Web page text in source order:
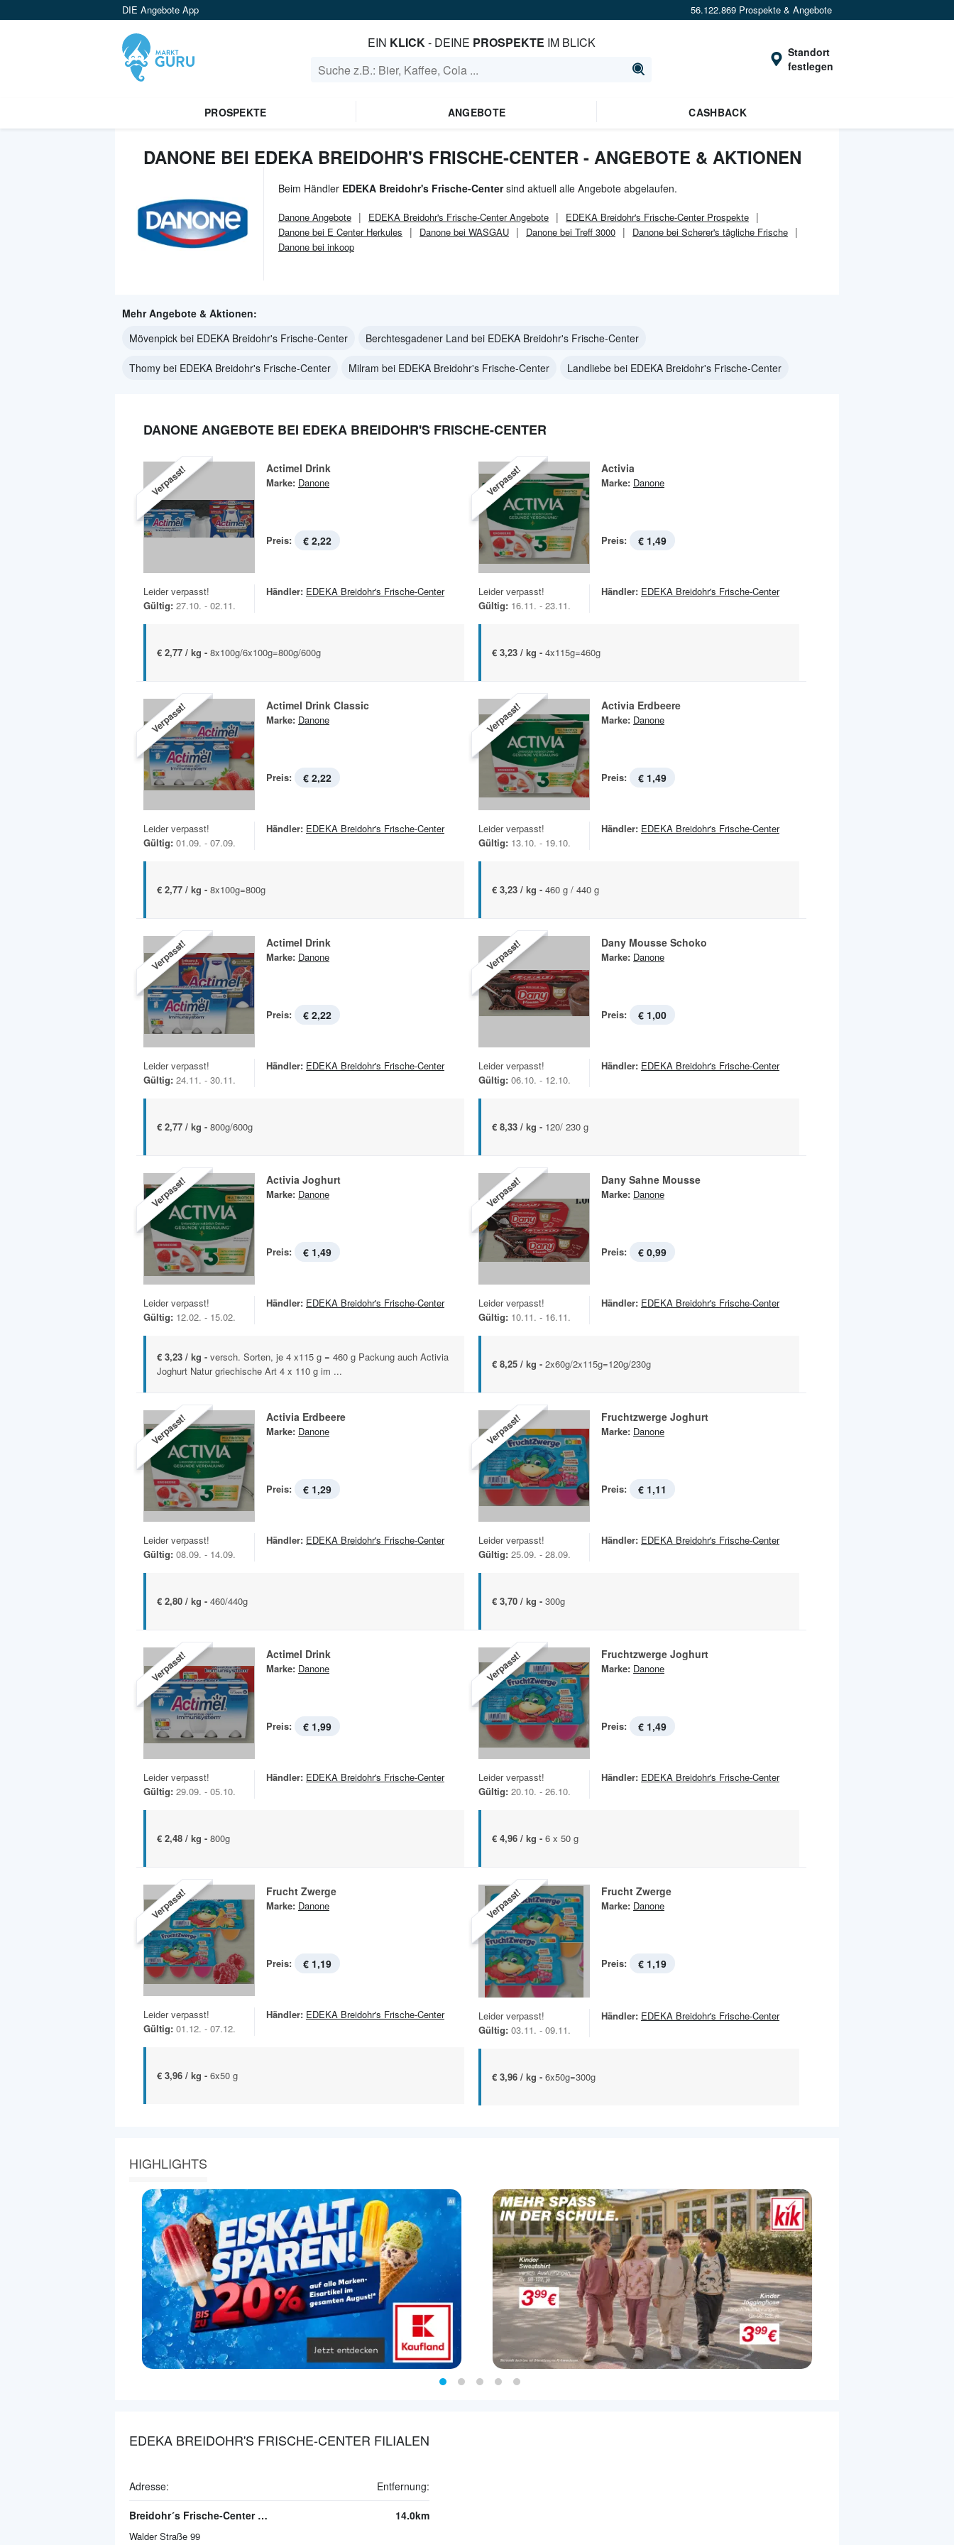
DIE Angebote App 56.122.869 Prospekte & Angebote
EIN KLICK- DEINE PROSPEKTE IM BLICK
Standort
festlegen
PROSPEKTE ANGEBOTE CASHBACK
DANONE BEI EDEKA BREIDOHR'S FRISCHE-CENTER - ANGEBOTE & AKTIONEN
Beim Händler EDEKA Breidohr's Frische-Centersind aktuell alle Angebote abgelaufen.
Danone Angebote EDEKA Breidohr's Frische-CenterAngebote EDEKA Breidohr's Frische-CenterProspekte
Danone bei E Center Herkules
Danone bei WASGAU Danone bei Treff 3000
Danone bei Scherer's tägliche Frische
Danone bei inkoop
Mehr Angebote & Aktionen:
Mövenpick bei EDEKA Breidohr's Frische-Center
Berchtesgadener Land bei EDEKA Breidohr's Frische-Center
Thomy bei EDEKA Breidohr's Frische-Center Milram bei EDEKA Breidohr's Frische-Center Landliebe bei EDEKA Breidohr's Frische-Center
DANONE ANGEBOTE BEI EDEKA BREIDOHR'S FRISCHE-CENTER
Verpasst! Actimel Drink
Marke: Danone
Preis: € 2,22
Leider verpasst!
Gültig: 27.10. - 02.11.
Händler: EDEKA Breidohr's Frische-Center
€ 2,77 / kg - 8x100g/6x100g=800g/600g
Verpasst! Activia
Marke: Danone
Preis: € 1,49
Leider verpasst!
Gültig: 16.11. - 23.11.
Händler: EDEKA Breidohr's Frische-Center
€ 3,23 / kg - 4x115g=460g
Verpasst! Actimel Drink Classic
Marke: Danone
Preis: € 2,22
Leider verpasst!
Gültig: 01.09. - 07.09.
Händler: EDEKA Breidohr's Frische-Center
€ 2,77 / kg - 8x100g=800g
Verpasst! Activia Erdbeere
Marke: Danone
Preis: € 1,49
Leider verpasst!
Gültig: 13.10. - 19.10.
Händler: EDEKA Breidohr's Frische-Center
€ 3,23 / kg - 460 g / 440 g
Verpasst! Actimel Drink
Marke: Danone
Preis: € 2,22
Leider verpasst!
Gültig: 24.11. - 30.11.
Händler: EDEKA Breidohr's Frische-Center
€ 2,77 / kg - 800g/600g
Verpasst! Dany Mousse Schoko
Marke: Danone
Preis: € 1,00
Leider verpasst!
Gültig: 06.10. - 12.10.
Händler: EDEKA Breidohr's Frische-Center
€ 8,33 / kg - 120/ 230 g
Verpasst! Activia Joghurt
Marke: Danone
Preis: € 1,49
Leider verpasst!
Gültig: 12.02. - 15.02.
Händler: EDEKA Breidohr's Frische-Center
€ 3,23 / kg - versch. Sorten, je 4 x115 g = 460 g Packung auch Activia
Joghurt Natur griechische Art 4 x 110 g im ...
Verpasst! Dany Sahne Mousse
Marke: Danone
Preis: € 0,99
Leider verpasst!
Gültig: 10.11. - 16.11.
Händler: EDEKA Breidohr's Frische-Center
€ 8,25 / kg - 2x60g/2x115g=120g/230g
Verpasst! Activia Erdbeere
Marke: Danone
Preis: € 1,29
Leider verpasst!
Gültig: 08.09. - 14.09.
Händler: EDEKA Breidohr's Frische-Center
€ 2,80 / kg - 460/440g
Verpasst! Fruchtzwerge Joghurt
Marke: Danone
Preis: € 1,11
Leider verpasst!
Gültig: 25.09. - 28.09.
Händler: EDEKA Breidohr's Frische-Center
€ 3,70 / kg - 300g
Verpasst! Actimel Drink
Marke: Danone
Preis: € 1,99
Leider verpasst!
Gültig: 29.09. - 05.10.
Händler: EDEKA Breidohr's Frische-Center
€ 2,48 / kg - 800g
Verpasst! Fruchtzwerge Joghurt
Marke: Danone
Preis: € 1,49
Leider verpasst!
Gültig: 20.10. - 26.10.
Händler: EDEKA Breidohr's Frische-Center
€ 4,96 / kg - 6 x 50 g
Verpasst! Frucht Zwerge
Marke: Danone
Preis: € 1,19
Leider verpasst!
Gültig: 01.12. - 07.12.
Händler: EDEKA Breidohr's Frische-Center
€ 3,96 / kg - 6x50 g
Verpasst! Frucht Zwerge
Marke: Danone
Preis: € 1,19
Leider verpasst!
Gültig: 03.11. - 09.11.
Händler: EDEKA Breidohr's Frische-Center
€ 3,96 / kg - 6x50g=300g
HIGHLIGHTS
EDEKA BREIDOHR'S FRISCHE-CENTER FILIALEN
Adresse: Entfernung:
Breidohr´s Frische-Center Hilden
Walder Straße 99
14.0km